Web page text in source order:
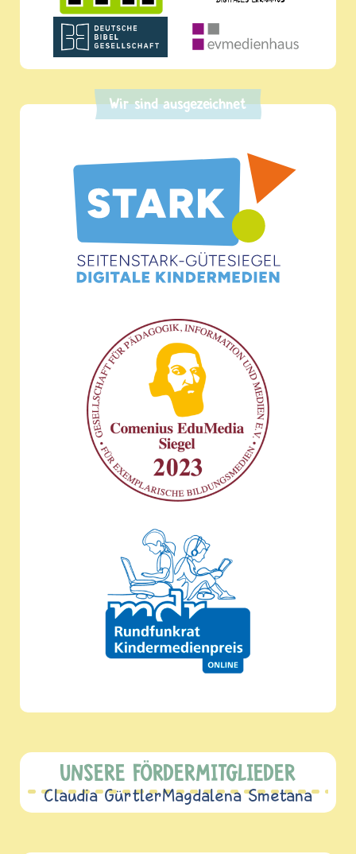
Wir sind ausgezeichnet
UNSERE FÖRDERMITGLIEDER
Claudia GürtlerMagdalena Smetana